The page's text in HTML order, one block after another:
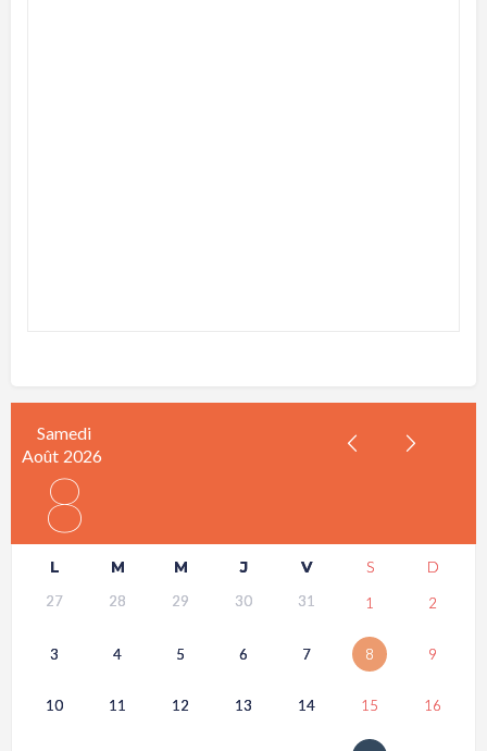
Samedi
Août 2026
8
L M M J V S D
27 28 29 30 31 1 2
3 4 5 6 7 8 9
10 11 12 13 14 15 16